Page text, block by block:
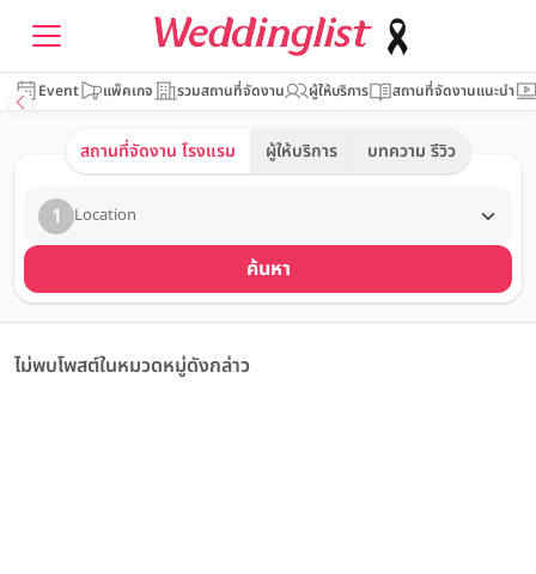
Event แพ็คเกจ รวมสถานที่จัดงาน ผู้ให้บริการ สถานที่จัดงานแนะนำ
สถานที่จัดงาน โรงแรม ผู้ให้บริการ บทความ รีวิว
1 Location
ค้นหา
ไม่พบโพสต์ในหมวดหมู่ดังกล่าว